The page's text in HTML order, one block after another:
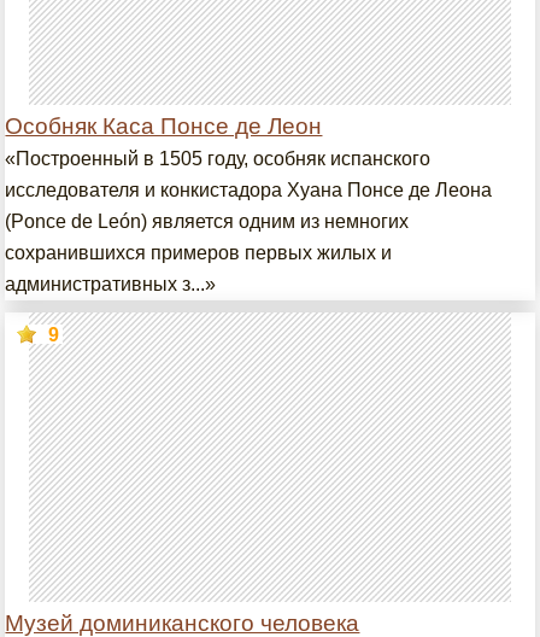
Особняк Каса Понсе де Леон
«Построенный в 1505 году, особняк испанского
исследователя и конкистадора Хуана Понсе де Леона
(Ponce de León) является одним из немногих
сохранившихся примеров первых жилых и
административных з...»
Музей доминиканского человека
9